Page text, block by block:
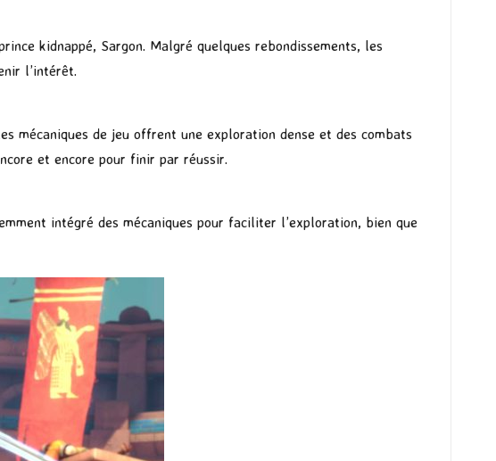
kidnappé, Sargon. Malgré quelques rebondissements, les
l’intérêt.
mécaniques de jeu offrent une exploration dense et des combats
et encore pour finir par réussir.
intégré des mécaniques pour faciliter l’exploration, bien que